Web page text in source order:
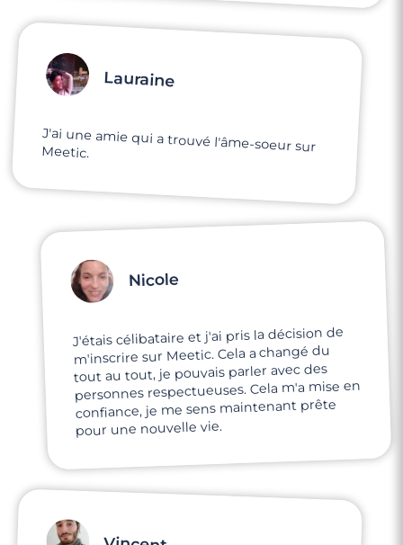
Lauraine
J'ai une amie qui a trouvé l'âme-soeur sur
Meetic.
Nicole
J'étais célibataire et j'ai pris la décision de
m'inscrire sur Meetic. Cela a changé du
tout au tout, je pouvais parler avec des
personnes respectueuses. Cela m'a mise en
confiance, je me sens maintenant prête
pour une nouvelle vie.